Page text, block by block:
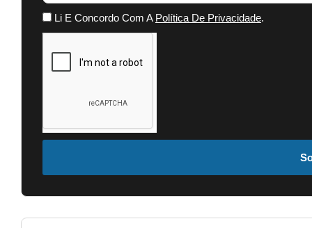
Li E Concordo Com A Política De Privacidade.